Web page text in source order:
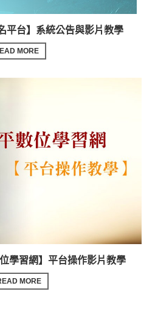
平台】系統公告與影片教學
MORE
學習網】平台操作影片教學
MORE